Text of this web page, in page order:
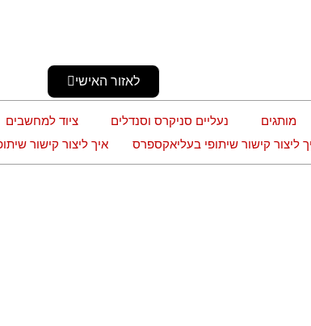
לאזור האישי
מותגים נעליים סניקרס וסנדלים ציוד למחשבים
ליצור קישור שיתופי בעליאקספרס איך ליצור קישור